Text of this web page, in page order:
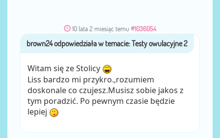
10 lata 2 miesiąc temu #1036054
przezbrown24
Witam się ze Stolicy
Liss bardzo mi przykro.,rozumiem
doskonale co czujesz.Musisz sobie jakos z
tym poradzić. Po pewnym czasie będzie
lepiej